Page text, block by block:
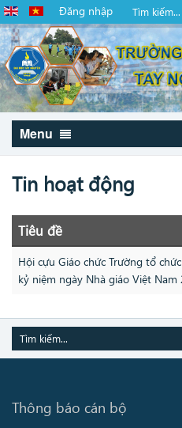
Đăng nhập
Menu
Tin hoạt động
Tiêu đề
Hội cựu Giáo chức Trường tổ
kỷ niệm ngày Nhà giáo Việt Nam
Thông báo cán bộ